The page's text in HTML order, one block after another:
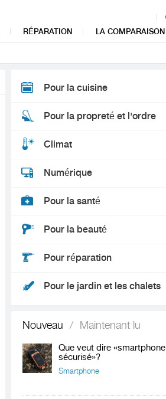
RÉPARATION LA COMPARAISON
Pour la cuisine
Pour la propreté et l'ordre
Climat
Numérique
Pour la santé
Pour la beauté
Pour réparation
Pour le jardin et les chalets
Nouveau / Maintenant lu
Que veut dire «smartphone
sécurisé»?
Smartphone